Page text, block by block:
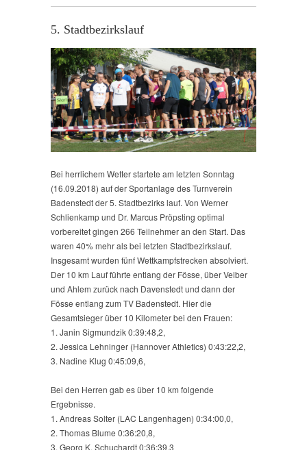
5. Stadtbezirkslauf
Bei herrlichem Wetter startete am letzten Sonntag
(16.09.2018) auf der Sportanlage des Turnverein
Badenstedt der 5. Stadtbezirks lauf. Von Werner
Schlienkamp und Dr. Marcus Pröpsting optimal
vorbereitet gingen 266 Teilnehmer an den Start. Das
waren 40% mehr als bei letzten Stadtbezirkslauf.
Insgesamt wurden fünf Wettkampfstrecken absolviert.
Der 10 km Lauf führte entlang der Fösse, über Velber
und Ahlem zurück nach Davenstedt und dann der
Fösse entlang zum TV Badenstedt. Hier die
Gesamtsieger über 10 Kilometer bei den Frauen:
1. Janin Sigmundzik 0:39:48,2,
2. Jessica Lehninger (Hannover Athletics) 0:43:22,2,
3. Nadine Klug 0:45:09,6,
Bei den Herren gab es über 10 km folgende
Ergebnisse.
1. Andreas Solter (LAC Langenhagen) 0:34:00,0,
2. Thomas Blume 0:36:20,8,
3. Georg K. Schuchardt 0:36:39,3